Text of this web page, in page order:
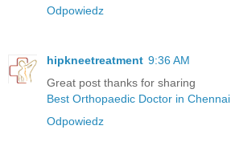
Odpowiedz
hipkneetreatment 9:36 AM
Great post thanks for sharing
Best Orthopaedic Doctor in Chennai
Odpowiedz